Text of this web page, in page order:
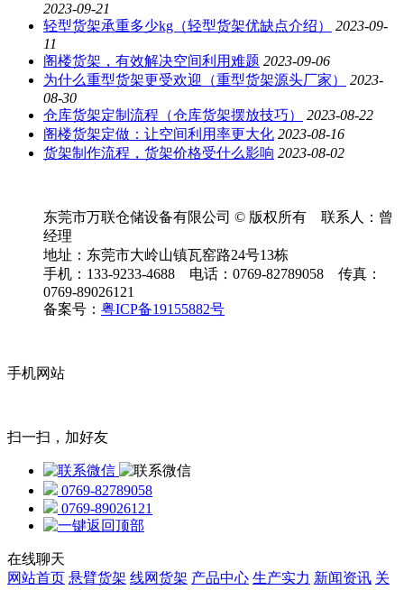
2023-09-21
轻型货架承重多少kg（轻型货架优缺点介绍）
2023-09-
11
阁楼货架，有效解决空间利用难题 2023-09-06
为什么重型货架更受欢迎（重型货架源头厂家）
2023-
08-30
仓库货架定制流程（仓库货架摆放技巧）
2023-08-22
阁楼货架定做：让空间利用率更大化 2023-08-16
货架制作流程，货架价格受什么影响 2023-08-02
东莞市万联仓储设备有限公司 © 版权所有 联系人：曾
经理
地址：东莞市大岭山镇瓦窑路24号13栋
手机：133-9233-4688 电话：0769-82789058 传真：
0769-89026121
备案号： 粤ICP备19155882号
手机网站
扫一扫，加好友
0769-82789058
0769-89026121
在线聊天
网站首页 悬臂货架 线网货架 产品中心 生产实力 新闻资讯 关